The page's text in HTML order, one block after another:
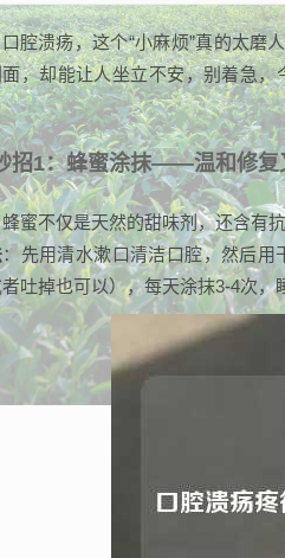
口腔溃疡，这个“小麻烦”真的太
，却能让人坐立不安，别着急
招1：蜂蜜涂抹——温和修复
蜂蜜不仅是天然的甜味剂，还含有
：先用清水漱口清洁口腔，然后
吐掉也可以），每天涂抹3-4次，